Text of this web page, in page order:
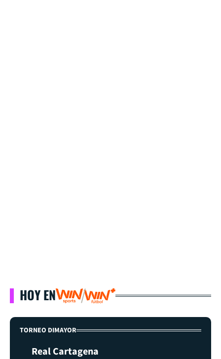
HOY EN
TORNEO DIMAYOR
Real Cartagena